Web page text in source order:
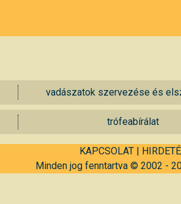
vadászatok szervezése és
trófeabírálat
KAPCSOLAT |
Minden jog fenntartva © 2002 -